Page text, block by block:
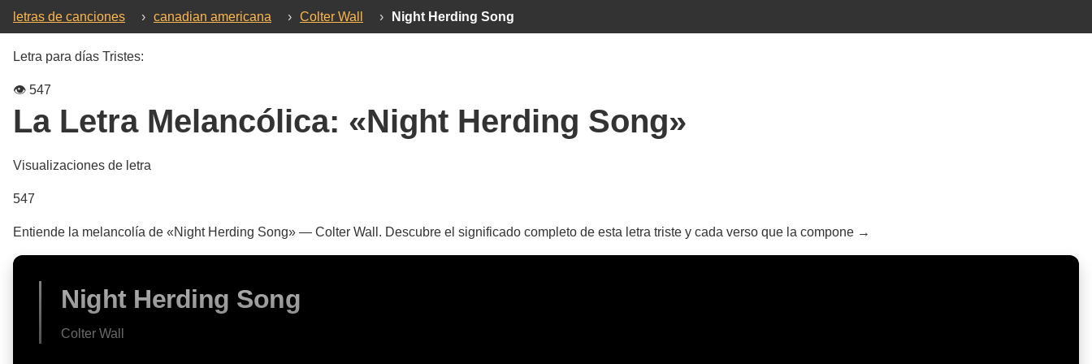
letras de canciones › canadian americana › Colter Wall › Night Herding Song
Letra para días Tristes:
👁️ 547
La Letra Melancólica: «Night Herding Song»
Visualizaciones de letra
547
Entiende la melancolía de «Night Herding Song» — Colter Wall. Descubre el significado completo de esta letra triste y cada verso que la compone →
Night Herding Song
Colter Wall